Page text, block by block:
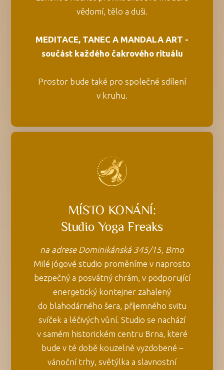
vědomí, tělo a duši.
MEDITACE, TANEC A MANDALA ART -
součást každého čakrového rituálu
Prostor bude také pro společné sdílení
v kruhu.
MÍSTO KONÁNÍ:
Studio Yoga Freaks
na adrese Dominikánská 345/15, Brno
Milé jógové studio proměníme v naprosto
bezpečný a posvátný chrám, v podporující
energetický kontejner zahalený
do blahodárného šera, příjemného svitu
svíček a léčivých vůní. Studio se nachází
v samém historickém centru Brna, které
bude v té době kouzelně vyzdobené –
vánoční trhy, světýlka a slavnostní